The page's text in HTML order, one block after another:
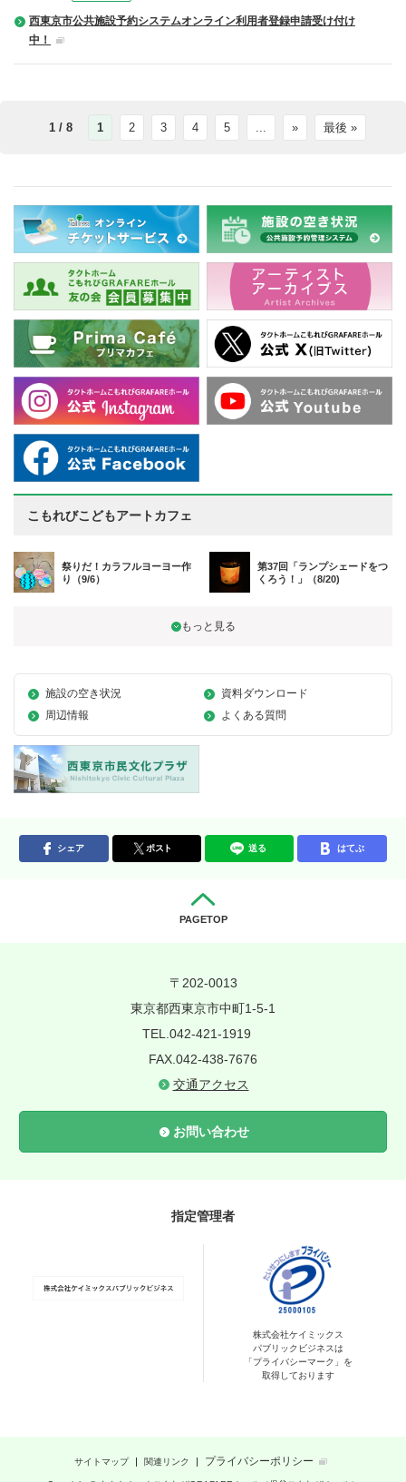
西東京市公共施設予約システムオンライン利用者登録申請受け付け
中！
1 / 8 1 2 3 4 5 ... » 最後 »
こもれびこどもアートカフェ
祭りだ！カラフルヨーヨー作
り（9/6）
第37回「ランプシェードをつ
くろう！」（8/20)
施設の空き状況
資料ダウンロード
周辺情報
よくある質問
シェア ポスト 送る はてぶ
PAGETOP
〒202-0013
東京都西東京市中町1-5-1
TEL.042-421-1919
FAX.042-438-7676
交通アクセス
お問い合わせ
指定管理者
株式会社ケイミックス
パブリックビジネスは
「プライバシーマーク」を
取得しております
サイトマップ 関連リンク プライバシーポリシー